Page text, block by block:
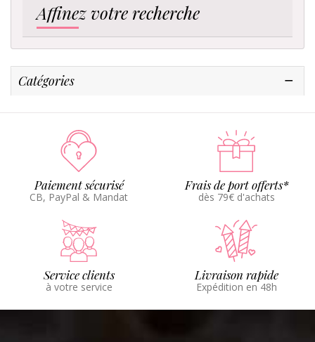
Affinez votre recherche
Catégories
Paiement sécurisé
CB, PayPal & Mandat
Frais de port offerts*
dès 79€ d'achats
Service clients
à votre service
Livraison rapide
Expédition en 48h